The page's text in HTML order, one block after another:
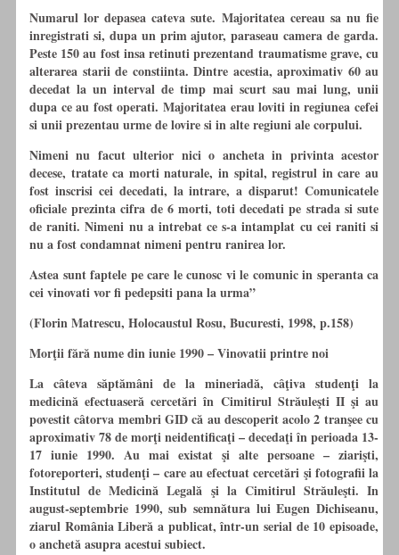
Numarul lor depasea cateva sute. Majoritatea cereau sa nu fie
inregistrati si, dupa un prim ajutor, paraseau camera de garda.
Peste 150 au fost insa retinuti prezentand traumatisme grave, cu
alterarea starii de constiinta. Dintre acestia, aproximativ 60 au
decedat la un interval de timp mai scurt sau mai lung, unii
dupa ce au fost operati. Majoritatea erau loviti in regiunea cefei
si unii prezentau urme de lovire si in alte regiuni ale corpului.
Nimeni nu facut ulterior nici o ancheta in privinta acestor
decese, tratate ca morti naturale, in spital, registrul in care au
fost inscrisi cei decedati, la intrare, a disparut! Comunicatele
oficiale prezinta cifra de 6 morti, toti decedati pe strada si sute
de raniti. Nimeni nu a intrebat ce s-a intamplat cucei raniti si
nu a fost condamnat nimeni pentru ranirea lor.
Astea sunt faptele pe care le cunosc vi le comunic in speranta ca
cei vinovati vor fi pedepsiti pana la urma”
(Florin Matrescu, Holocaustul Rosu, Bucuresti, 1998, p.158)
Morţii fără nume din iunie 1990 – Vinovatii printre noi
La câteva săptămâni de la mineriadă, câţiva studenţi la
medicină efectuaseră cercetăriîn Cimitirul Străuleşti II şi au
povestit câtorva membri GID că au descoperit acolo 2 tranşeecu
aproximativ 78 de morţi neidentificaţi – decedaţiînperioada 13-
17 iunie 1990. Au mai existat şi alte persoane – ziarişti,
fotoreporteri, studenţi – care au efectuat cercetări şi fotografii la
Institutul de Medicină Legală şi la Cimitirul Străuleşti. In
august-septembrie 1990, sub semnătura lui Eugen Dichiseanu,
ziarul România Liberă a publicat, într-un serial de 10 episoade,
o anchetă asupra acestui subiect.